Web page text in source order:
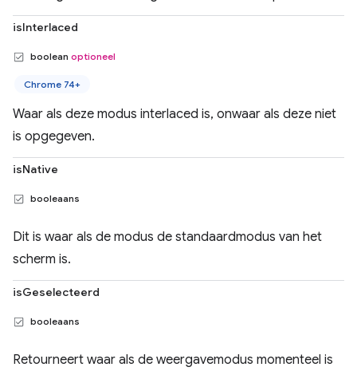
isInterlaced
boolean optioneel
Chrome 74+
Waar als deze modus interlaced is, onwaar als deze niet
is opgegeven.
isNative
booleaans
Dit is waar als de modus de standaardmodus van het
scherm is.
isGeselecteerd
booleaans
Retourneert waar als de weergavemodus momenteel is